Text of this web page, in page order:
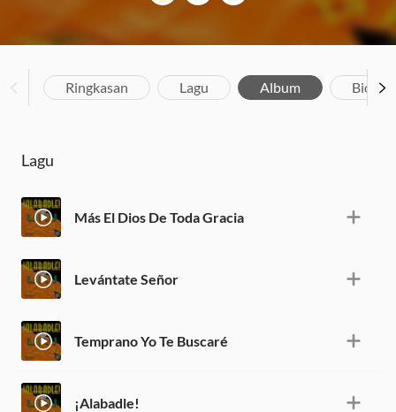
Ringkasan Lagu Album
Lagu
Más El Dios De Toda Gracia
Levántate Señor
Temprano Yo Te Buscaré
¡Alabadle!